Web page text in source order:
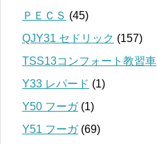
ＰＥＣＳ (45)
QJY31 セドリック (157)
TSS13コンフォート教習車
Y33 レパード (1)
Y50 フーガ(1)
Y51 フーガ(69)